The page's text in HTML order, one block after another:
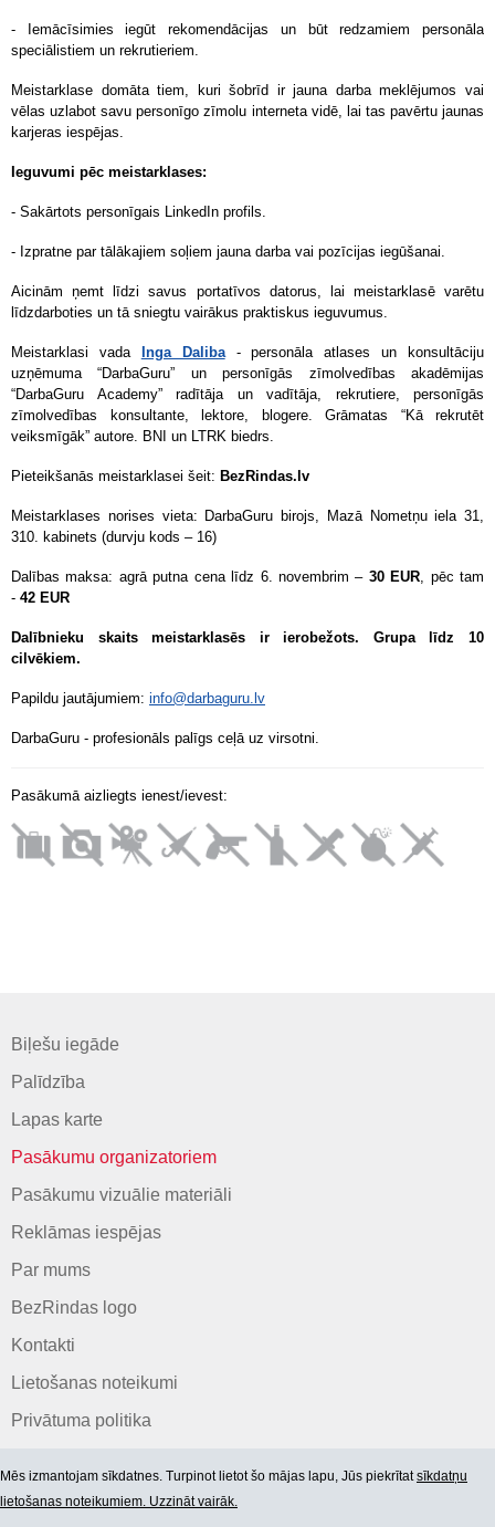
- Iemācīsimies iegūt rekomendācijas un būt redzamiem personāla
speciālistiem un rekrutieriem.
Meistarklase domāta tiem, kuri šobrīd ir jauna darba meklējumos vai
vēlas uzlabot savu personīgo zīmolu interneta vidē, lai tas pavērtu jaunas
karjeras iespējas.
Ieguvumi pēc meistarklases:
- Sakārtots personīgais LinkedIn profils.
- Izpratne par tālākajiem soļiem jauna darba vai pozīcijas iegūšanai.
Aicinām ņemt līdzi savus portatīvos datorus, lai meistarklasē varētu
līdzdarboties un tā sniegtu vairākus praktiskus ieguvumus.
Meistarklasi vada Inga Daliba
- personāla atlases un konsultāciju
uzņēmuma “DarbaGuru” un personīgās zīmolvedības akadēmijas
“DarbaGuru Academy” radītāja un vadītāja, rekrutiere, personīgās
zīmolvedības konsultante, lektore, blogere. Grāmatas “Kā rekrutēt
veiksmīgāk” autore. BNI un LTRK biedrs.
Pieteikšanās meistarklasei šeit: BezRindas.lv
Meistarklases norises vieta: DarbaGuru birojs, Mazā Nometņu iela 31,
310. kabinets (durvju kods – 16)
Dalības maksa: agrā putna cena līdz 6. novembrim – 30 EUR, pēc tam
- 42 EUR
Dalībnieku skaits meistarklasēs ir ierobežots. Grupa līdz 10
cilvēkiem.
Papildu jautājumiem: info@darbaguru.lv
DarbaGuru - profesionāls palīgs ceļā uz virsotni.
Pasākumā aizliegts ienest/ievest:
Biļešu iegāde
Palīdzība
Lapas karte
Pasākumu organizatoriem
Pasākumu vizuālie materiāli
Reklāmas iespējas
Par mums
BezRindas logo
Kontakti
Lietošanas noteikumi
Privātuma politika
Mēs izmantojam sīkdatnes. Turpinot lietot šo mājas lapu, Jūs piekrītatsīkdatņu
lietošanas noteikumiem. Uzzināt vairāk.